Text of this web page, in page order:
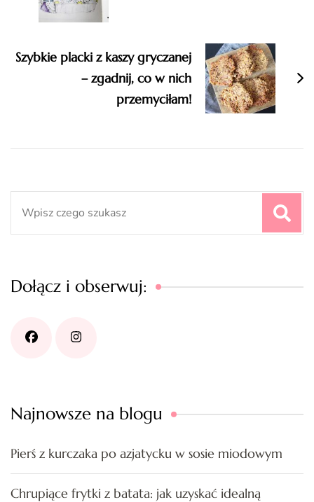
Szybkie placki z kaszy gryczanej
– zgadnij, co w nich
przemyciłam!
Dołącz i obserwuj:
Najnowsze na blogu
Pierś z kurczaka po azjatycku w sosie miodowym
Chrupiące frytki z batata: jak uzyskać idealną